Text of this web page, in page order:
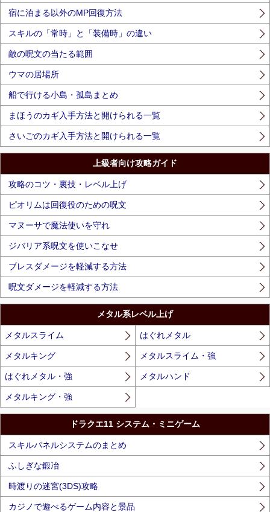
宿に泊まる以外のMP回復方法
スキルの「常時」と「装備時」の違い
敵の呪文の当たる範囲
ウマの居場所
船で行ける小島・孤島まとめ
まほうのカギ入手方法と開けられる一覧
さいごのカギ入手方法と開けられる一覧
上級者向け攻略ガイド
攻略のコツ・裏技・レベル上げ
ピオリムは回復役のための呪文
マヌーサで魔法使いを守れ
ジバリア系呪文を使いこなせ
ブレスダメージを軽減する方法
呪文ダメージを軽減する方法
メタル系レベル上げ
メタルスライム はぐれメタル
メタルキング メタルスライム・強
はぐれメタル・強 メタルハンド
メタルキング・強
ドラクエ11 システム・ミニゲーム
スキルパネルシステムのまとめ
ふしぎな鍛冶
時渡りの迷宮(3DS)攻略
カジノで遊べるゲーム内容と景品